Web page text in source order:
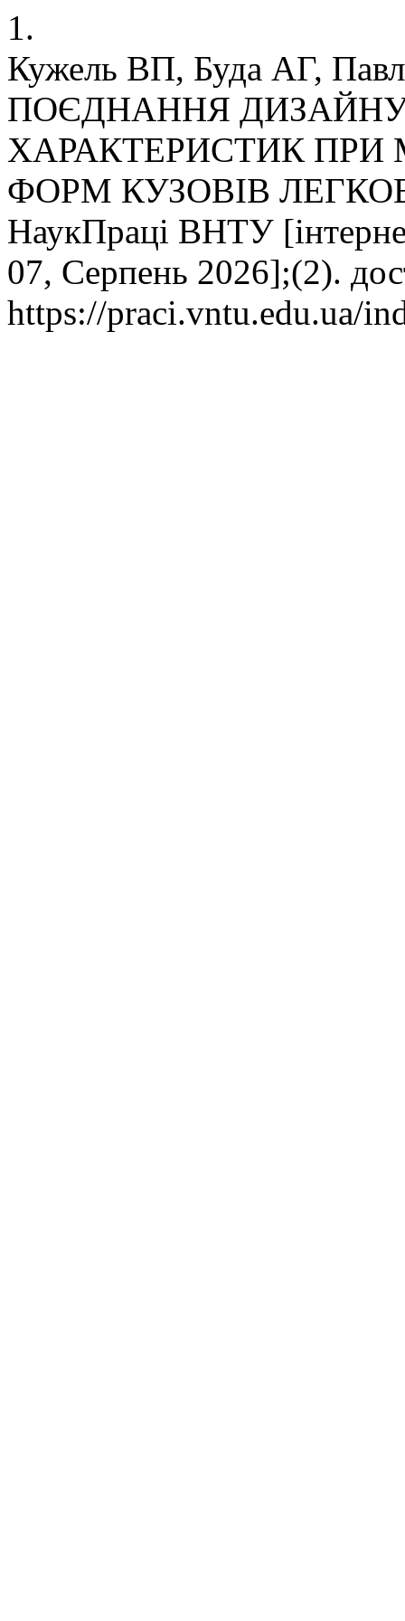
1.
Кужель ВП, Буда АГ,
ПОЄДНАННЯ
ХАРАКТЕРИСТИК
ФОРМ КУЗОВІВ
НаукПраці ВНТУ
07, Серпень 2026];(2).
https://praci.vntu.edu.ua/